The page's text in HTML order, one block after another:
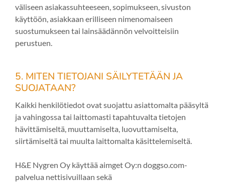
väliseen asiakassuhteeseen, sopimukseen, sivuston
käyttöön, asiakkaan erilliseen nimenomaiseen
suostumukseen tai lainsäädännön velvoitteisiin
perustuen.
5. MITEN TIETOJANI SÄILYTETÄÄN JA
SUOJATAAN?
Kaikki henkilötiedot ovat suojattu asiattomalta pääsyltä
ja vahingossa tai laittomasti tapahtuvalta tietojen
hävittämiseltä, muuttamiselta, luovuttamiselta,
siirtämiseltä tai muulta laittomalta käsittelemiseltä.
H&E Nygren Oy käyttää aimget Oy:n doggso.com-
palvelua nettisivuillaan sekä